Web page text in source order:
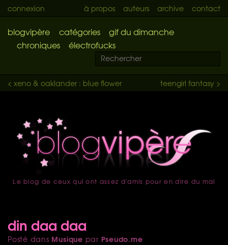
connexion à propos auteurs archive contact
blogvipère catégories
gif du dimanche
chroniques
électrofucks
teengirl fantasy >
< xeno & oaklander : blue flower
accueil
Le blog de ceux qui ont assez d'amis pour en dire du mal
din daa daa
Posté dans Musique par Pseudo.me